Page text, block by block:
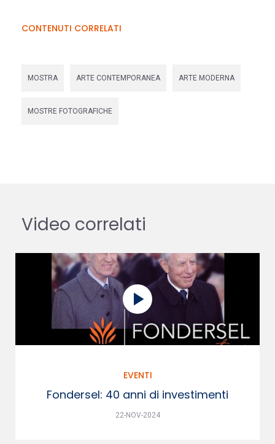
CONTENUTI CORRELATI
MOSTRA ARTE CONTEMPORANEA ARTE MODERNA
MOSTRE FOTOGRAFICHE
Video correlati
EVENTI
Fondersel: 40 anni di investimenti
22-NOV-2024